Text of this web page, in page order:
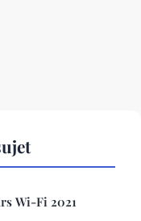
Wi-Fi 2021